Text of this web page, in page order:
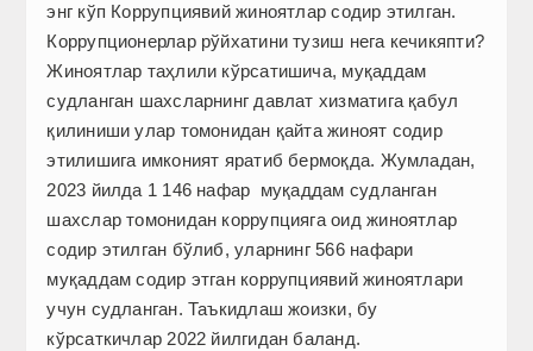
энг кўп Коррупциявий жиноятлар содир этилган.
Коррупционерлар рўйхатини тузиш нега кечикяпти?
Жиноятлар таҳлили кўрсатишича, муқаддам
судланган шахсларнинг давлат хизматига қабул
қилиниши улар томонидан қайта жиноят содир
этилишига имконият яратиб бермоқда. Жумладан,
2023 йилда 1 146 нафар муқаддам судланган
шахслар томонидан коррупцияга оид жиноятлар
содир этилган бўлиб, уларнинг 566 нафари
муқаддам содир этган коррупциявий жиноятлари
учун судланган. Таъкид­лаш жоизки, бу
кўрсаткичлар 2022 йилгидан баланд.